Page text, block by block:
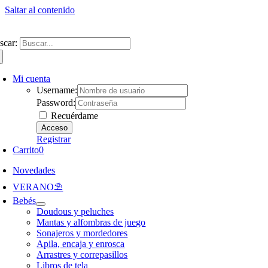
Saltar al contenido
Mi cuenta
Username:
Password:
Recuérdame
Registrar
Carrito0
Novedades
VERANO⛱️​
Bebés
Doudous y peluches
Mantas y alfombras de juego
Sonajeros y mordedores
Apila, encaja y enrosca
Arrastres y correpasillos
Libros de tela